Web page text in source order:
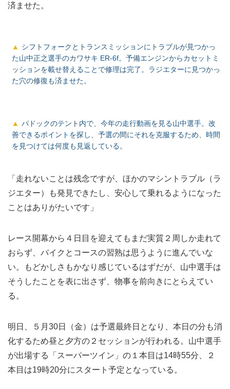
済ませた。
シフトフォークとトランスミッションにトラブルが見つかっ
た山中正之選手のカワサキ ER-6f。予備エンジンからカセットミ
ッションを載せ替えることで修理は完了。ラジエターに見つかっ
た穴の修復も済ませた。
パドックのテント内で、今年の走行動画を見る山中選手。改
善できるポイントを探し、予選の間にそれを克服するため、時間
を見つけては何度も見返している。
「走れないことは残念ですが、ほかのマシントラブル（ラ
ジエター）も発見できたし、安心して乗れるようになった
ことはありがたいです」
レース開幕から４日目を迎えてもまだ実質２周しか走れて
おらず、バイクとコースの習熟は思うように進んでいな
い。もどかしさもかなり感じているはずだが、山中選手は
そうしたことを表に出さず、物事を前向きにとらえてい
る。
明日、５月30日（金）は予選最終日となり、本日の分も消
化するため昼と夕方の２セッションが行われる。山中選手
が出場する「スーパーツイン」の１本目は14時55分、２
本目は19時20分にスタート予定となっている。